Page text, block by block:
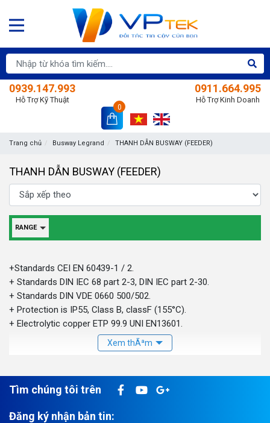
0939.147.993
Hỗ Trợ Kỹ Thuật
0911.664.995
Hỗ Trợ Kinh Doanh
0
Trang chủ Busway Legrand THANH DẪN BUSWAY (FEEDER)
THANH DẪN BUSWAY (FEEDER)
+Standards CEI EN 60439-1 / 2.
+ Standards DIN IEC 68 part 2-3, DIN IEC part 2-30.
+ Standards DIN VDE 0660 500/502.
+ Protection is IP55, Class B, classF (155°C).
+ Electrolytic copper ETP 99.9 UNI EN13601.
RANGE
Tìm chúng tôi trên
Đăng ký nhận bản tin: